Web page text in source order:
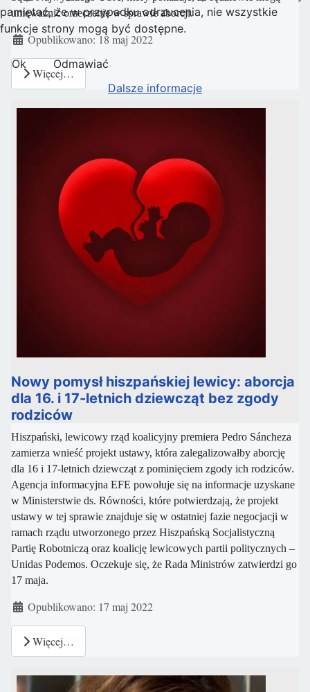
unieważnić orzeczenie w sprawie aborcji.
Szczegóły
Opublikowano: 18 maj 2022
Więcej…
Nowy pomysł hiszpańskiej lewicy: aborcja
dla 16. i 17-letnich dziewcząt bez zgody
rodziców
Hiszpański, lewicowy rząd koalicyjny premiera Pedro Sáncheza
zamierza wnieść projekt ustawy, która zalegalizowałby aborcję
dla 16 i 17-letnich dziewcząt z pominięciem zgody ich rodziców.
Agencja informacyjna EFE powołuje się na informacje uzyskane
w Ministerstwie ds. Równości, które potwierdzają, że projekt
ustawy w tej sprawie znajduje się w ostatniej fazie negocjacji w
ramach rządu utworzonego przez Hiszpańską Socjalistyczną
Partię Robotniczą oraz koalicję lewicowych partii politycznych –
Unidas Podemos. Oczekuje się, że Rada Ministrów zatwierdzi go
17 maja.
Szczegóły
Opublikowano: 17 maj 2022
Więcej…
pamiętać, że w przypadku odrzucenia, nie wszystkie
funkcje strony mogą być dostępne.
Ok
Odmawiać
Dalsze informacje